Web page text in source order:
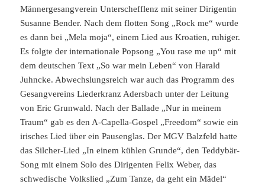
Männergesangverein Unterschefflenz mit seiner Dirigentin
Susanne Bender. Nach dem flotten Song „Rock me“ wurde
es dann bei „Mela moja“, einem Lied aus Kroatien, ruhiger.
Es folgte der internationale Popsong „You rase me up“ mit
dem deutschen Text „So war mein Leben“ von Harald
Juhncke. Abwechslungsreich war auch das Programm des
Gesangvereins Liederkranz Adersbach unter der Leitung
von Eric Grunwald. Nach der Ballade „Nur in meinem
Traum“ gab es den A-Capella-Gospel „Freedom“ sowie ein
irisches Lied über ein Pausenglas. Der MGV Balzfeld hatte
das Silcher-Lied „In einem kühlen Grunde“, den Teddybär-
Song mit einem Solo des Dirigenten Felix Weber, das
schwedische Volkslied „Zum Tanze, da geht ein Mädel“